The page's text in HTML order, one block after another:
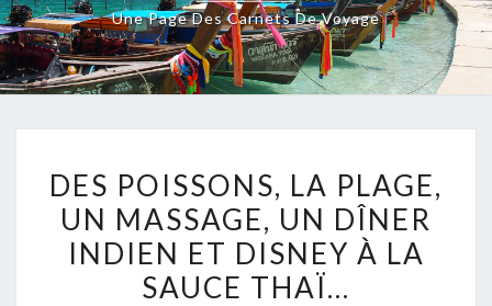
Une Page Des Carnets De Voyage
POISSONS,
LA
PLAGE,
UN
DES POISSONS, LA PLAGE,
UN MASSAGE, UN DÎNER
INDIEN ET DISNEY À LA
SAUCE THAÏ…